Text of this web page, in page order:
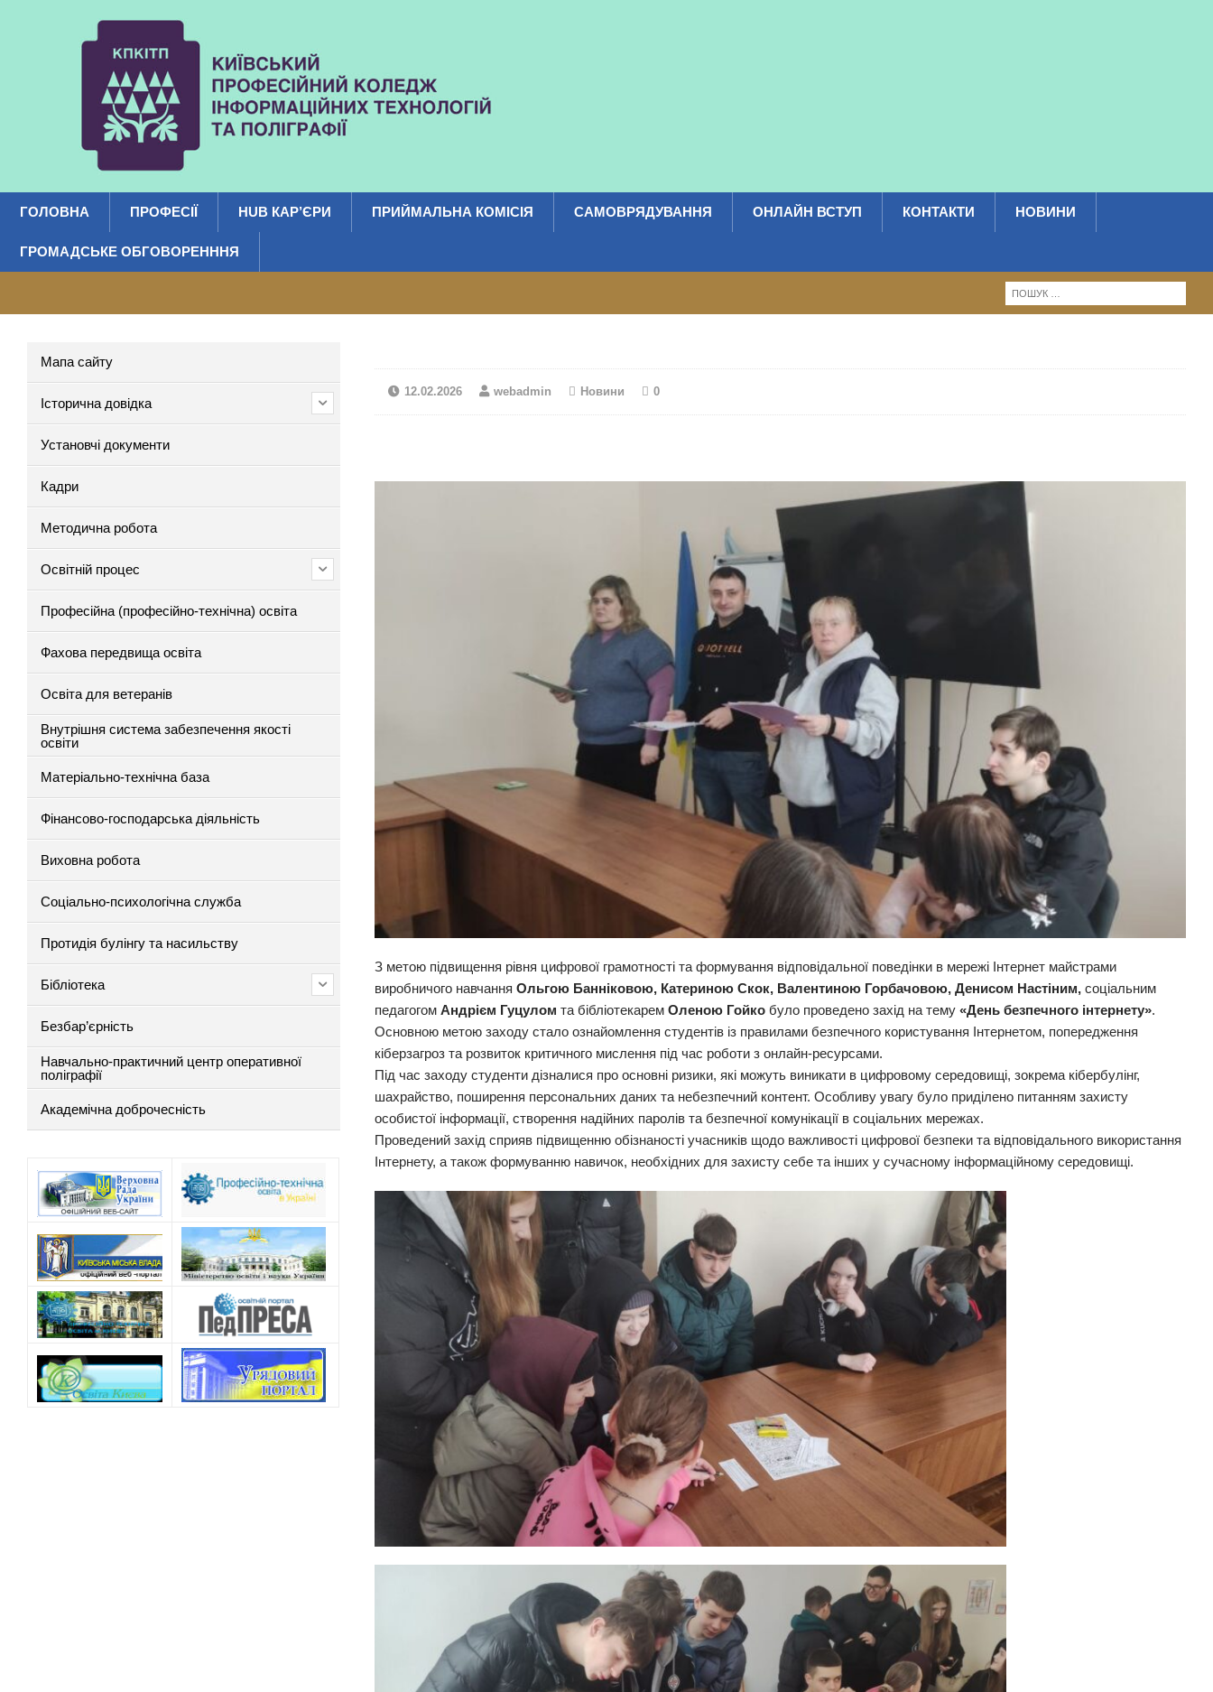
ГОЛОВНА ПРОФЕСІЇ HUB КАР’ЄРИ ПРИЙМАЛЬНА КОМІСІЯ САМОВРЯДУВАННЯ ОНЛАЙН ВСТУП КОНТАКТИ НОВИНИ
ГРОМАДСЬКЕ ОБГОВОРЕНННЯ
12.02.2026 webadmin Новини 0
З метою підвищення рівня цифрової грамотності та формування відповідальної поведінки в мережі Інтернет майстрами
виробничого навчанняОльгою Банніковою, Катериною Скок, Валентиною Горбачовою, Денисом Настіним,соціальним
педагогомАндрієм Гуцулом та бібліотекаремОленою Гойко було проведено захід на тему«День безпечного інтернету».
Основною метою заходу стало ознайомлення студентів із правилами безпечного користування Інтернетом, попередження
кіберзагроз та розвиток критичного мислення під час роботи з онлайн-ресурсами.
Під час заходу студенти дізналися про основні ризики, які можуть виникати в цифровому середовищі, зокрема кібербулінг,
шахрайство, поширення персональних даних та небезпечний контент. Особливу увагу було приділено питанням захисту
особистої інформації, створення надійних паролів та безпечної комунікації в соціальних мережах.
Проведений захід сприяв підвищенню обізнаності учасників щодо важливості цифрової безпеки та відповідального використання
Інтернету, а також формуванню навичок, необхідних для захисту себе та інших у сучасному інформаційному середовищі.
Мапа сайту
Історична довідка
Установчі документи
Кадри
Методична робота
Освітній процес
Професійна (професійно-технічна) освіта
Фахова передвища освіта
Освіта для ветеранів
Внутрішня система забезпечення якості
освіти
Матеріально-технічна база
Фінансово-господарська діяльність
Виховна робота
Соціально-психологічна служба
Протидія булінгу та насильству
Бібліотека
Безбар’єрність
Навчально-практичний центр оперативної
поліграфії
Академічна доброчесність